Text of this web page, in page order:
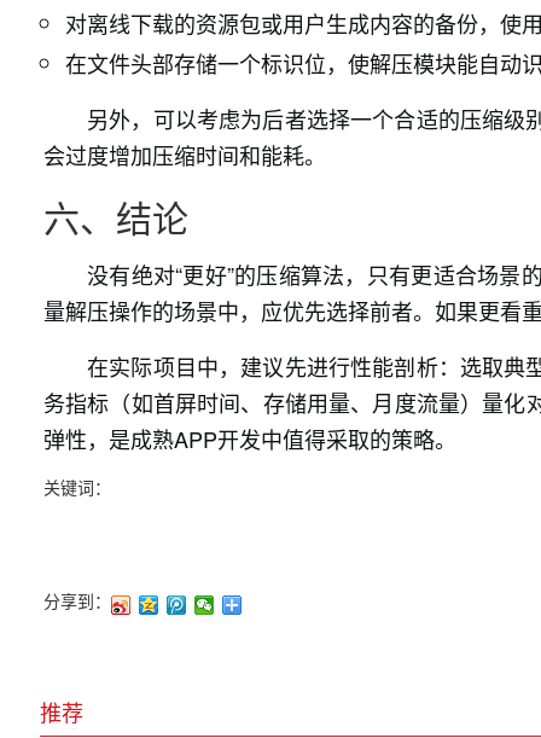
对离线下载的资源包或用户生成内容的备份，使
在文件头部存储一个标识位，使解压模块能自动
另外，可以考虑为后者选择一个合适的压缩
会过度增加压缩时间和能耗。
六、结论
没有绝对“更好”的压缩算法，只有更适合场
量解压操作的场景中，应优先选择前者。如果更看
在实际项目中，建议先进行性能剖析：选取
务指标（如首屏时间、存储用量、月度流量）量
弹性，是成熟APP开发中值得采取的策略。
关键词：
分享到：
推荐